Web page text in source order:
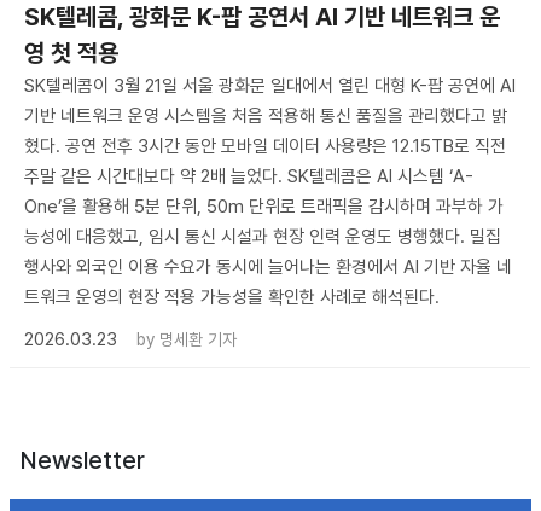
SK텔레콤, 광화문 K-팝 공연서 AI 기반 네트워크 운
영 첫 적용
SK텔레콤이 3월 21일 서울 광화문 일대에서 열린 대형 K-팝 공연에 AI
기반 네트워크 운영 시스템을 처음 적용해 통신 품질을 관리했다고 밝
혔다. 공연 전후 3시간 동안 모바일 데이터 사용량은 12.15TB로 직전
주말 같은 시간대보다 약 2배 늘었다. SK텔레콤은 AI 시스템 ‘A-
One’을 활용해 5분 단위, 50m 단위로 트래픽을 감시하며 과부하 가
능성에 대응했고, 임시 통신 시설과 현장 인력 운영도 병행했다. 밀집
행사와 외국인 이용 수요가 동시에 늘어나는 환경에서 AI 기반 자율 네
트워크 운영의 현장 적용 가능성을 확인한 사례로 해석된다.
2026.03.23
by 명세환 기자
Newsletter